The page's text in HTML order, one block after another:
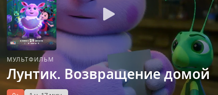
МУЛЬТФИЛЬМ
Лунтик. Возвращение домой